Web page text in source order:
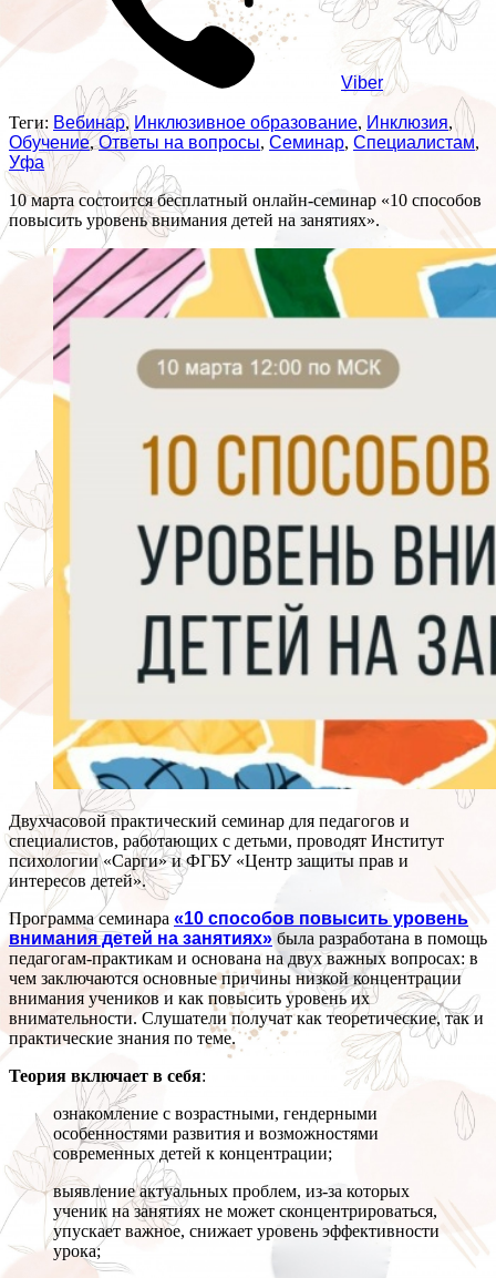
Viber
Теги: Вебинар, Инклюзивное образование, Инклюзия,
Обучение,Ответы на вопросы, Семинар, Специалистам,
Уфа
10 марта состоится бесплатный онлайн-семинар «10 способов
повысить уровень внимания детей на занятиях».
Двухчасовой практический семинар для педагогов и
специалистов, работающих с детьми, проводят Институт
психологии «Сарги» и ФГБУ «Центр защиты прав и
интересов детей».
Программа семинара «10 способов повысить уровень
внимания детей на занятиях» была разработана в помощь
педагогам-практикам и основана на двух важных вопросах: в
чем заключаются основные причины низкой концентрации
внимания учеников и как повысить уровень их
внимательности. Слушатели получат как теоретические, так и
практические знания по теме.
Теория включает в себя:
ознакомление с возрастными, гендерными
особенностями развития и возможностями
современных детей к концентрации;
выявление актуальных проблем, из-за которых
ученик на занятиях не может сконцентрироваться,
упускает важное, снижает уровень эффективности
урока;